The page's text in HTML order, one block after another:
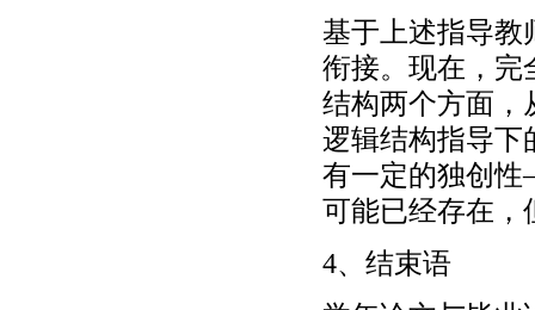
基于上述指导教
衔接。现在，完
结构两个方面，
逻辑结构指导下
有一定的独创
可能已经存在，
4、结束语